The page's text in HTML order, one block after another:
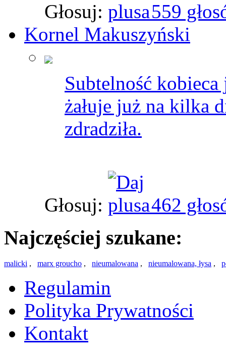
Głosuj:
559
Kornel Makuszyński
Subtelność
żałuje już na kilka
zdradziła.
Głosuj: 462
Najczęściej szukane:
malicki , marx groucho , nieumalowana , nieumalowana, łysa ,
Regulamin
Polityka Prywatności
Kontakt